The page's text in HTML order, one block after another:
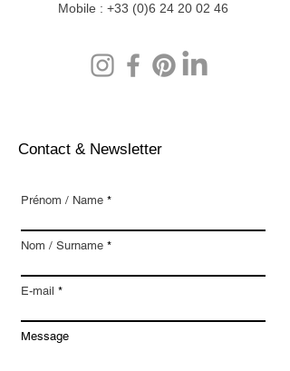
Mobile : +33 (0)6 24 20 02 46
Contact & Newsletter
Prénom / Name
Nom / Surname
E-mail
Message